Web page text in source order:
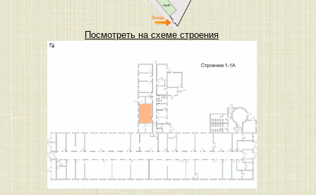
Посмотреть на схеме строения